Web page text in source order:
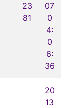
23
81
07
0
4:
0
6:
36
20
13